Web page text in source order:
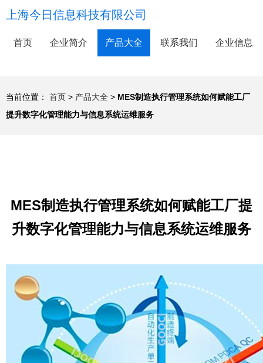
上海今日信息科技有限公司
首页 企业简介 产品大全 联系我们 企业信息
当前位置： 首页 > 产品大全 > MES制造执行管理系统如何赋能工厂
提升数字化管理能力与信息系统运维服务
MES制造执行管理系统如何赋能工厂提
升数字化管理能力与信息系统运维服务